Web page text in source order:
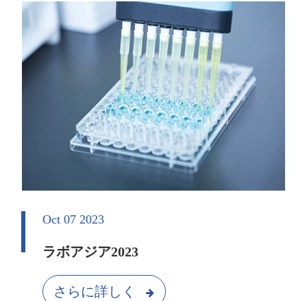
Oct 07 2023
ラボアジア2023
さらに詳しく